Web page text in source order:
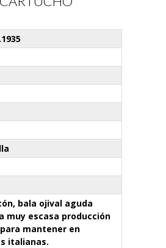
bala ojival aguda
muy escasa producción
mantener en
italianas.